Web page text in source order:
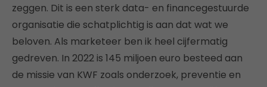
zeggen. Dit is een sterk data- en financegestuurde
organisatie die schatplichtig is aan dat wat we
beloven. Als marketeer ben ik heel cijfermatig
gedreven. In 2022 is 145 miljoen euro besteed aan
de missie van KWF zoals onderzoek, preventie en